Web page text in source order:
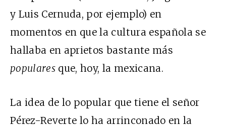
y Luis Cernuda, por ejemplo) en
momentos en que la cultura española se
hallaba en aprietos bastante más
populares que, hoy, la mexicana.
La idea de lo popular que tiene el señor
Pérez-Reverte lo ha arrinconado en la